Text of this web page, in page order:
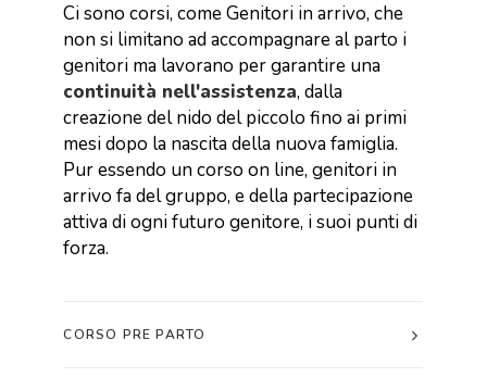
Ci sono corsi, come Genitori in arrivo, che
non si limitano ad accompagnare al parto i
genitori ma lavorano per garantire una
continuità nell'assistenza, dalla
creazione del nido del piccolo fino ai primi
mesi dopo la nascita della nuova famiglia.
Pur essendo un corso on line, genitori in
arrivo fa del gruppo, e della partecipazione
attiva di ogni futuro genitore, i suoi punti di
forza.
CORSO PRE PARTO